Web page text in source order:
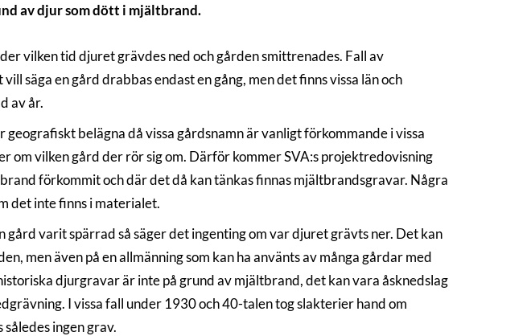
av djur som dött i mjältbrand.
vilken tid djuret grävdes ned och gården smittrenades. Fall av
säga en gård drabbas endast en gång, men det finns vissa län och
av år.
belägna då vissa gårdsnamn är vanligt förkommande i vissa
om vilken gård der rör sig om. Därför kommer SVA:s projektredovisning
förkommit och där det då kan tänkas finnas mjältbrandsgravar. Några
det inte finns i materialet.
varit spärrad så säger det ingenting om var djuret grävts ner. Det kan
men även på en allmänning som kan ha använts av många gårdar med
djurgravar är inte på grund av mjältbrand, det kan vara åsknedslag
I vissa fall under 1930 och 40-talen tog slakterier hand om
ingen grav.